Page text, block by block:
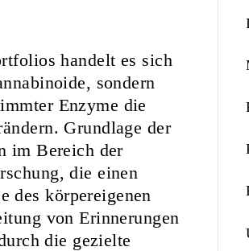
handelt es sich
sondern
Enzyme die
Grundlage der
im Bereich der
die einen
des körpereigenen
von Erinnerungen
die gezielte